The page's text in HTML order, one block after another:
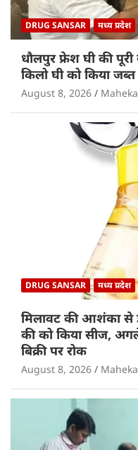
DRUG SANSAR मध्य प्रदेश
धौलपुर फ्रेश घी की
किलो घी को किया जब्त
August 8, 2026
DRUG SANSAR मध्य प्रदेश
मिलावट की आशंका से
की को किया सीज,
बिक्री पर रोक
August 8, 2026